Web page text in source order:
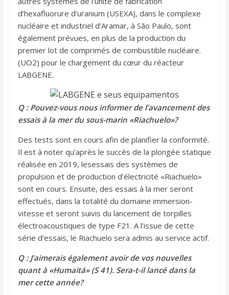
d’hexafluorure d’uranium (USEXA), dans le complexe
nucléaire et industriel d’Aramar, à São Paulo, sont
également prévues, en plus de la production du
premier lot de comprimés de combustible nucléaire.
(UO2) pour le chargement du cœur du réacteur
LABGENE.
Q : Pouvez-vous nous informer de l’avancement des
essais à la mer du sous-marin «Riachuelo»?
Des tests sont en cours afin de planifier la conformité.
Il est à noter qu’après le succès de la plongée statique
réalisée en 2019, lesessais des systèmes de
propulsion et de production d’électricité «Riachuelo»
sont en cours. Ensuite, des essais à la mer seront
effectués, dans la totalité du domaine immersion-
vitesse et seront suivis du lancement de torpilles
électroacoustiques de type F21. A l’issue de cette
série d’essais, le Riachuelo sera admis au service actif.
Q : J’aimerais également avoir de vos nouvelles
quant à «Humaitá» (S 41). Sera-t-il lancé dans la
mer cette année?